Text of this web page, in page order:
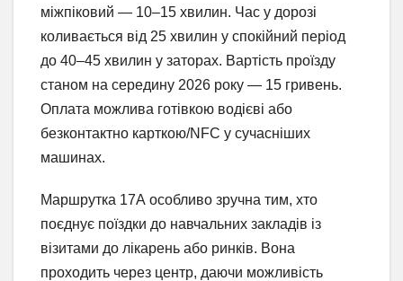
міжпіковий — 10–15 хвилин. Час у дорозі
коливається від 25 хвилин у спокійний період
до 40–45 хвилин у заторах. Вартість проїзду
станом на середину 2026 року — 15 гривень.
Оплата можлива готівкою водієві або
безконтактно карткою/NFC у сучасніших
машинах.
Маршрутка 17А особливо зручна тим, хто
поєднує поїздки до навчальних закладів із
візитами до лікарень або ринків. Вона
проходить через центр, даючи можливість